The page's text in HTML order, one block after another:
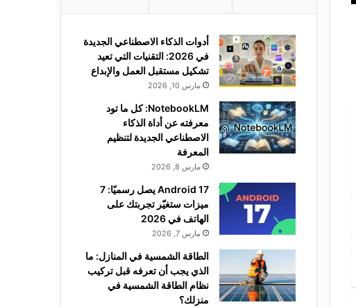
أدوات الذكاء الاصطناعي الجديدة
في 2026: التقنيات التي تعيد
تشكيل مستقبل العمل والإبداع
مارس 10, 2026
NotebookLM: كل ما تود
معرفته عن أداة الذكاء
الاصطناعي الجديدة لتنظيم
المعرفة
مارس 8, 2026
Android 17 يصل رسميًا: 7
ميزات ستغيّر تجربتك على
الهاتف في 2026
مارس 7, 2026
الطاقة الشمسية في المنازل: ما
الذي يجب أن تعرفه قبل تركيب
نظام الطاقة الشمسية في
منزلك؟